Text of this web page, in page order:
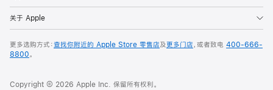
关于 Apple
更多选购方式：查找你附近的 Apple Store 零售店及更多门店，或者致电 400-666-
8800。
Copyright © 2026 Apple Inc. 保留所有权利。